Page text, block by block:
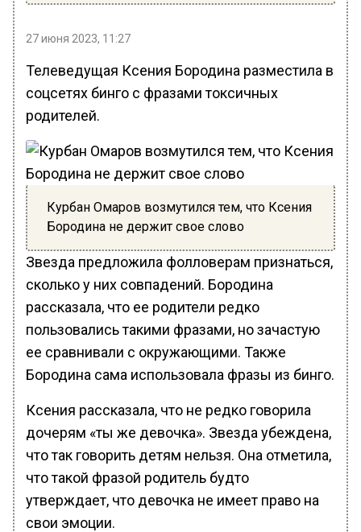
27 июня 2023, 11:27
Телеведущая Ксения Бородина разместила в
соцсетях бинго с фразами токсичных
родителей.
Курбан Омаров возмутился тем, что Ксения
Бородина не держит свое слово
Звезда предложила фолловерам признаться,
сколько у них совпадений. Бородина
рассказала, что ее родители редко
пользовались такими фразами, но зачастую
ее сравнивали с окружающими. Также
Бородина сама использовала фразы из бинго.
Ксения рассказала, что не редко говорила
дочерям «ты же девочка». Звезда убеждена,
что так говорить детям нельзя. Она отметила,
что такой фразой родитель будто
утверждает, что девочка не имеет право на
свои эмоции.